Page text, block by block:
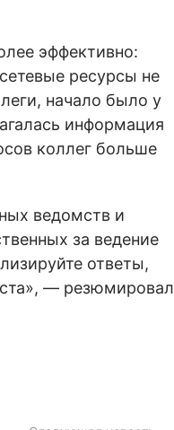
эффективно:
ресурсы не
начало было у
информация
коллег больше
ведомств и
за ведение
ответы,
— резюмировал